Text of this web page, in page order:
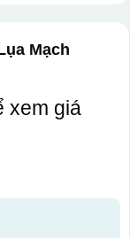
Mạch
xem giá